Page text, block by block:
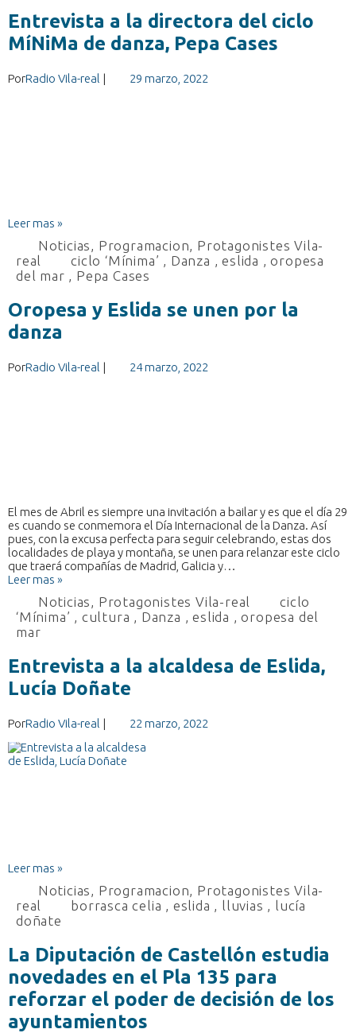
Entrevista a la directora del ciclo
MíNiMa de danza, Pepa Cases
PorRadio Vila-real | 29 marzo, 2022
Leer mas »
Noticias, Programacion, Protagonistes Vila-
real
ciclo ‘Mínima’ , Danza ,eslida ,oropesa
del mar , Pepa Cases
Oropesa y Eslida se unen por la
danza
PorRadio Vila-real | 24 marzo, 2022
El mes de Abril es siempre una invitación a bailar y es que el día 29
es cuando se conmemora el Día Internacional de la Danza. Así
pues, con la excusa perfecta para seguir celebrando, estas dos
localidades de playa y montaña, se unen para relanzar este ciclo
que traerá compañías de Madrid, Galicia y…
Leer mas »
Noticias, Protagonistes Vila-real
ciclo
‘Mínima’ , cultura , Danza ,eslida ,oropesa del
mar
Entrevista a la alcaldesa de Eslida,
Lucía Doñate
PorRadio Vila-real | 22 marzo, 2022
Leer mas »
Noticias, Programacion, Protagonistes Vila-
real
borrasca celia , eslida , lluvias , lucía
doñate
La Diputación de Castellón estudia
novedades en el Pla 135 para
reforzar el poder de decisión de los
ayuntamientos